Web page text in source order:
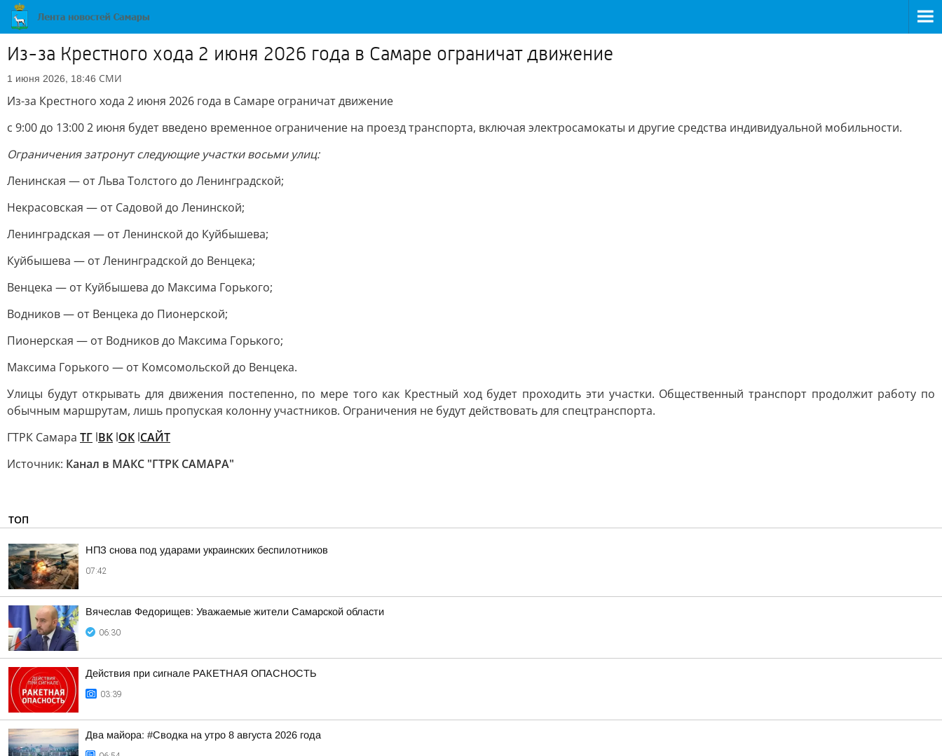
Из-за Крестного хода 2 июня 2026 года в Самаре ограничат движение
1 июня 2026, 18:46 СМИ
Из-за Крестного хода 2 июня 2026 года в Самаре ограничат движение
с 9:00 до 13:00 2 июня будет введено временное ограничение на проезд транспорта, включая электросамокаты и другие средства индивидуальной мобильности.
Ограничения затронут следующие участки восьми улиц:
Ленинская — от Льва Толстого до Ленинградской;
Некрасовская — от Садовой до Ленинской;
Ленинградская — от Ленинской до Куйбышева;
Куйбышева — от Ленинградской до Венцека;
Венцека — от Куйбышева до Максима Горького;
Водников — от Венцека до Пионерской;
Пионерская — от Водников до Максима Горького;
Максима Горького — от Комсомольской до Венцека.
Улицы будут открывать для движения постепенно, по мере того как Крестный ход будет проходить эти участки. Общественный транспорт продолжит работу по
обычным маршрутам, лишь пропуская колонну участников. Ограничения не будут действовать для спецтранспорта.
ГТРК Самара ТГ lВК lОК lСАЙТ
Источник: Канал в МАКС "ГТРК САМАРА"
ТОП
НПЗ снова под ударами украинских беспилотников
07:42
Вячеслав Федорищев: Уважаемые жители Самарской области
06:30
Действия при сигнале РАКЕТНАЯ ОПАСНОСТЬ
03:39
Два майора: #Сводка на утро 8 августа 2026 года